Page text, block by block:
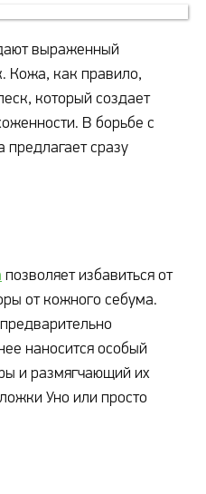
выраженный
Кожа, как правило,
который создает
В борьбе с
сразу
позволяет избавиться от
от кожного себума.
наносится особый
и размягчающий их
Уно или просто